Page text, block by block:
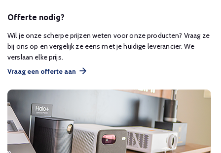
Offerte nodig?
Wil je onze scherpe prijzen weten voor onze producten? Vraag ze
bij ons op en vergelijk ze eens met je huidige leverancier. We
verslaan elke prijs.
Vraag een offerte aan